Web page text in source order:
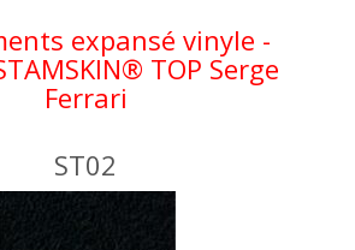
expansé vinyle -
TOP Serge
Ferrari
ST02